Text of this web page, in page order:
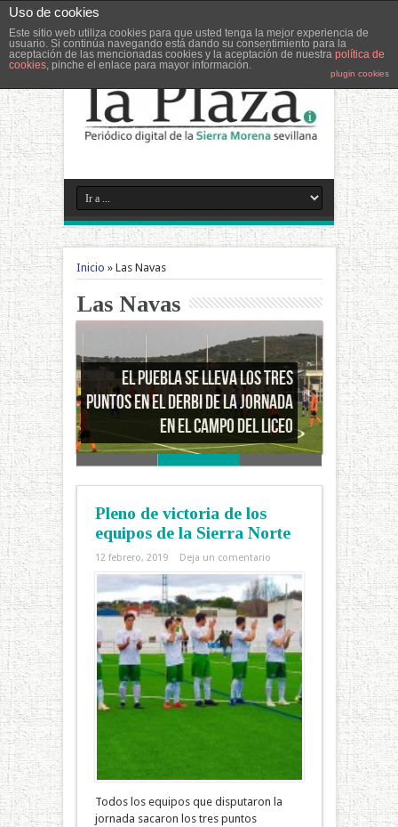
Uso de cookies
Este sitio web utiliza cookies para que usted tenga la mejor experiencia de
usuario. Si continúa navegando está dando su consentimiento para la
aceptación de las mencionadas cookies y la aceptación de nuestra política de
cookies, pinche el enlace para mayor información.
plugin cookies
Inicio » Las Navas
Las Navas
Constantina vence al Liceo con
solvencia en el derbi de la
jornada
Pleno de victoria de los
equipos de la Sierra Norte
12 febrero, 2019 Deja un comentario
Todos los equipos que disputaron la
jornada sacaron los tres puntos